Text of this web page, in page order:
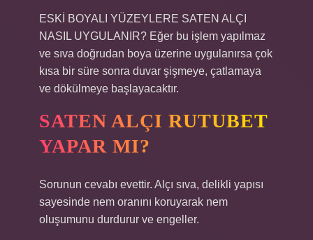
ESKİ BOYALI YÜZEYLERE SATEN ALÇI
NASIL UYGULANIR? Eğer bu işlem yapılmaz
ve sıva doğrudan boya üzerine uygulanırsa çok
kısa bir süre sonra duvar şişmeye, çatlamaya
ve dökülmeye başlayacaktır.
SATEN ALÇI RUTUBET
YAPAR MI?
Sorunun cevabı evettir. Alçı sıva, delikli yapısı
sayesinde nem oranını koruyarak nem
oluşumunu durdurur ve engeller.